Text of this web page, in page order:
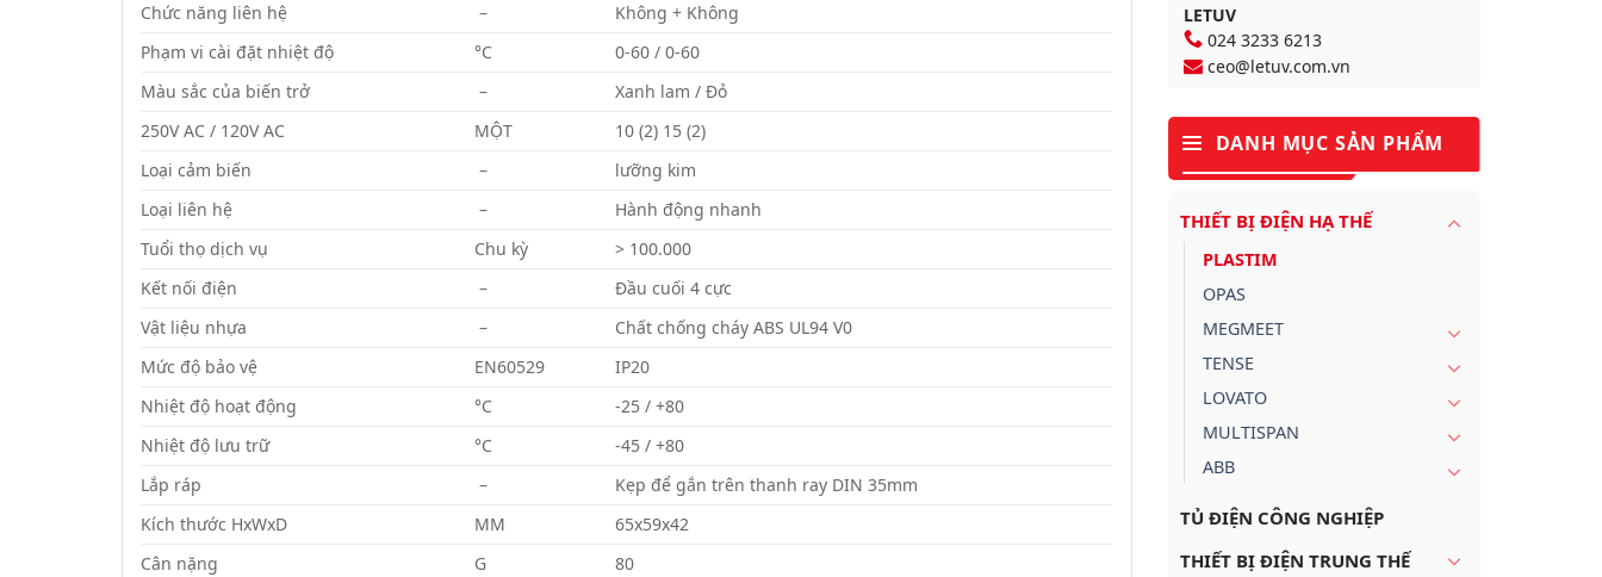
Chức năng liên hệ
–
Không + Không
Phạm vi cài đặt nhiệt độ
°C
0-60 / 0-60
Màu sắc của biến trở
–
Xanh lam / Đỏ
250V AC / 120V AC
MỘT
10 (2) 15 (2)
Loại cảm biến
–
lưỡng kim
Loại liên hệ
–
Hành động nhanh
Tuổi thọ dịch vụ
Chu kỳ
> 100.000
Kết nối điện
–
Đầu cuối 4 cực
Vật liệu nhựa
–
Chất chống cháy ABS UL94 V0
Mức độ bảo vệ
EN60529
IP20
Nhiệt độ hoạt động
°C
-25 / +80
Nhiệt độ lưu trữ
°C
-45 / +80
Lắp ráp
–
Kẹp để gắn trên thanh ray DIN 35mm
Kích thước HxWxD
MM
65x59x42
Cân nặng
G 80
LETUV
024 3233 6213
ceo@letuv.com.vn
DANH MỤC SẢN PHẨM
THIẾT BỊ ĐIỆN HẠ THẾ
PLASTIM
OPAS
MEGMEET
TENSE
LOVATO
MULTISPAN
ABB
TỦ ĐIỆN CÔNG NGHIỆP
THIẾT BỊ ĐIỆN TRUNG THẾ